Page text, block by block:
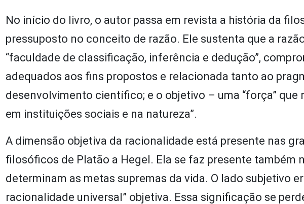
No início do livro, o autor passa em revista a história da
pressuposto no conceito de razão. Ele sustenta que a
“faculdade de classificação, inferência e dedução”,
adequados aos fins propostos e relacionada tanto ao
desenvolvimento científico; e o objetivo – uma “força” que
em instituições sociais e na natureza”.
A dimensão objetiva da racionalidade está presente nas
filosóficos de Platão a Hegel. Ela se faz presente também
determinam as metas supremas da vida. O lado subjetivo
racionalidade universal” objetiva. Essa significação se